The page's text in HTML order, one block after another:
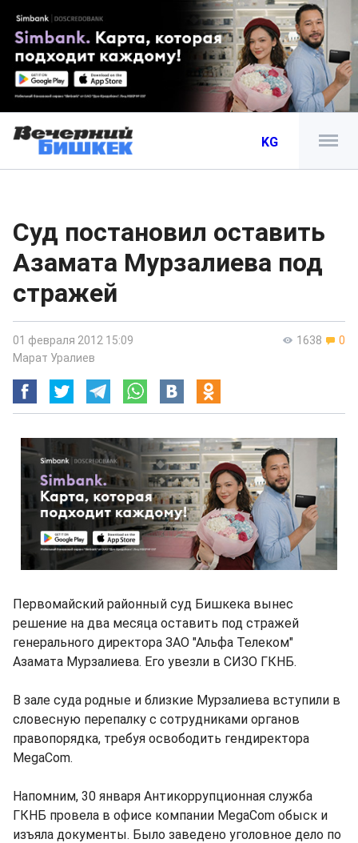
KG
Суд постановил оставить
Азамата Мурзалиева под
стражей
1638 0
01 февраля 2012 15:09
Марат Уралиев
Первомайский районный суд Бишкека вынес
решение на два месяца оставить под стражей
генерального директора ЗАО "Альфа Телеком"
Азамата Мурзалиева. Его увезли в СИЗО ГКНБ.
В зале суда родные и близкие Мурзалиева вступили в
словесную перепалку с сотрудниками органов
правопорядка, требуя освободить гендиректора
MegaCom.
Напомним, 30 января Антикоррупционная служба
ГКНБ провела в офисе компании MegaCom обыск и
изъяла документы. Было заведено уголовное дело по